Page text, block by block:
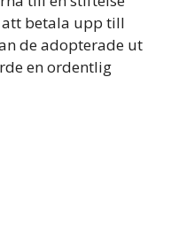
betala upp till
de adopterade ut
en ordentlig